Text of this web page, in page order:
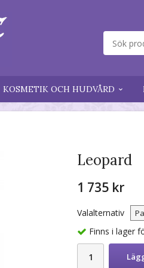
KOSMETIK OCH HUDVÅRD
Leopard
1 735 kr
Valalternativ
Finns i lager